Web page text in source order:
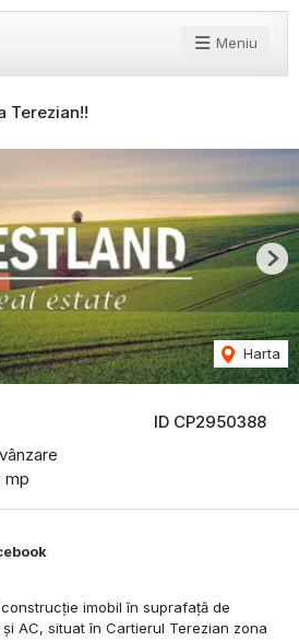
Meniu
Terezian!!
ID CP2950388
mp
Harta
imobil în suprafață de
AC, situat în Cartierul Terezian zona